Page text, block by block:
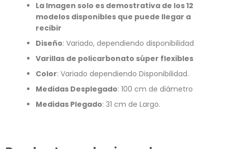
La Imagen solo es demostrativa de los 12
modelos disponibles que puede llegar a
recibir
Diseño: Variado, dependiendo disponibilidad
Varillas de policarbonato súper flexibles
Color: Variado dependiendo Disponibilidad.
Medidas Desplegado: 100 cm de diámetro
Medidas Plegado: 31 cm de Largo.